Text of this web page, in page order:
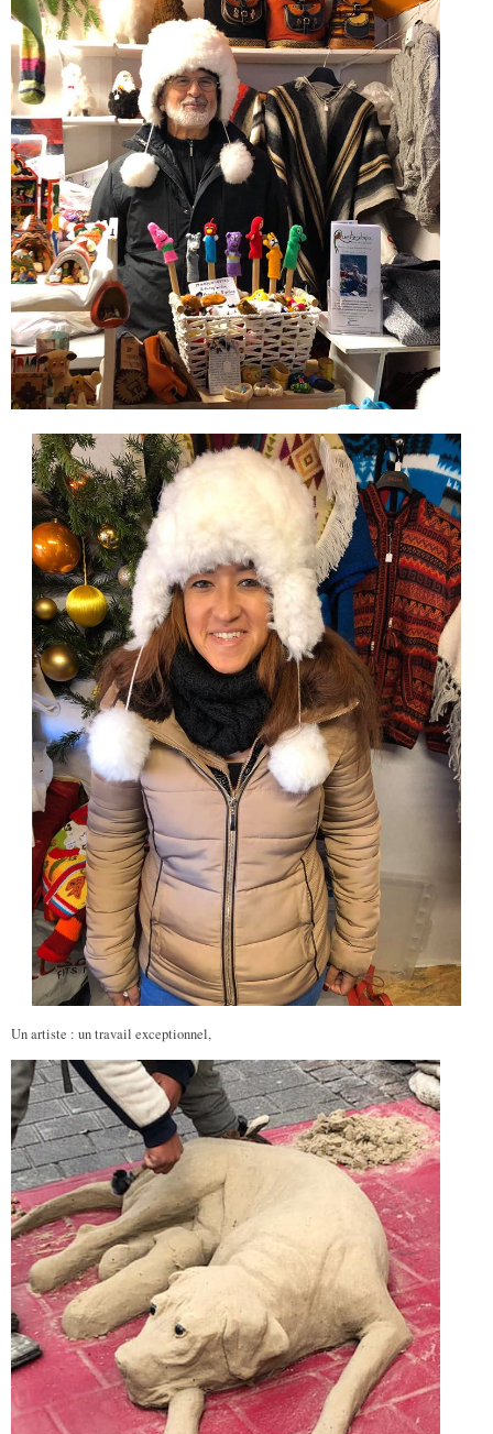
Un artiste : un travail exceptionnel,